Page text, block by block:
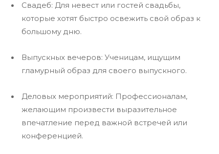
Свадеб: Для невест или гостей свадьбы,
которые хотят быстро освежить свой образ к
большому дню.
Выпускных вечеров: Ученицам, ищущим
гламурный образ для своего выпускного.
Деловых мероприятий: Профессионалам,
желающим произвести выразительное
впечатление перед важной встречей или
конференцией.